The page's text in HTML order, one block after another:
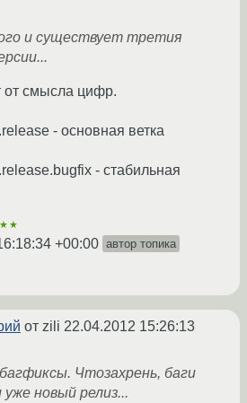
и существует третия
от смысла цифр.
- основная ветка
- стабильная
+00:00 автор топика
от zili 22.04.2012 15:26:13
Чтозахрень, баги
новый релиз...